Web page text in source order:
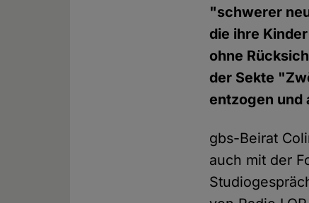
"schwerer
die ihre
ohne
der Sekte
entzogen und
gbs-Beirat
auch mit der